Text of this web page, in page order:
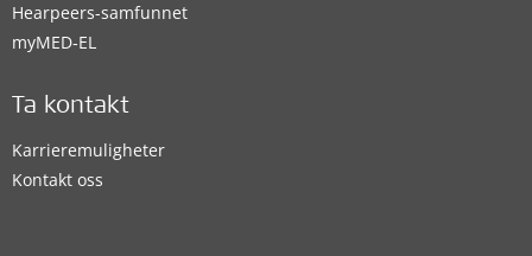
Hearpeers-samfunnet
myMED‑EL
Ta kontakt
Karrieremuligheter
Kontakt oss